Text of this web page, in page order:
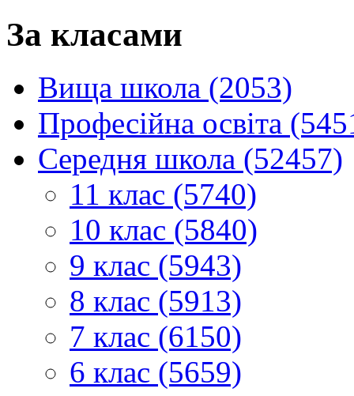
За класами
Вища школа (2053)
Професійна освіта
Середня школа (52457)
11 клас (5740)
10 клас (5840)
9 клас (5943)
8 клас (5913)
7 клас (6150)
6 клас (5659)